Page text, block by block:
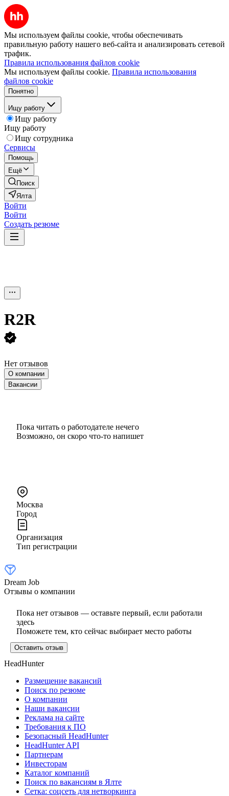
Мы используем файлы cookie, чтобы обеспечивать
правильную работу нашего веб-сайта и анализировать сетевой
трафик.
Правила использования файлов cookie
Мы используем файлы cookie. Правила использования
файлов cookie
Понятно
Ищу работу
Ищу работу
Ищу работу
Ищу сотрудника
Сервисы
Помощь
Ещё
Поиск
Ялта
Войти
Войти
Создать резюме
R2R
Нет отзывов
О компании
Вакансии
Пока читать о работодателе нечего
Возможно, он скоро что‑то напишет
Москва
Город
Организация
Тип регистрации
Dream Job
Отзывы о компании
Пока нет отзывов — оставьте первый, если работали
здесь
Поможете тем, кто сейчас выбирает место работы
Оставить отзыв
HeadHunter
Размещение вакансий
Поиск по резюме
О компании
Наши вакансии
Реклама на сайте
Требования к ПО
Безопасный HeadHunter
HeadHunter API
Партнерам
Инвесторам
Каталог компаний
Поиск по вакансиям в Ялте
Сетка: соцсеть для нетворкинга